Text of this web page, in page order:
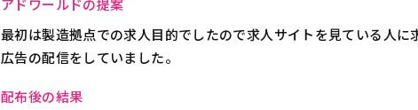
アドワールドの提案
最初は製造拠点での求人目的でしたので求人サイトを見ている人に
広告の配信をしていました。
配布後の結果